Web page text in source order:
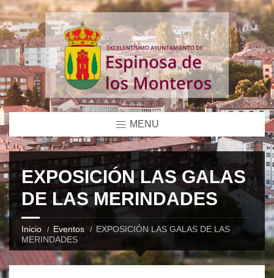
MENU
EXPOSICIÓN LAS GALAS
DE LAS MERINDADES
Inicio Eventos
EXPOSICIÓN LAS GALAS DE LAS
MERINDADES